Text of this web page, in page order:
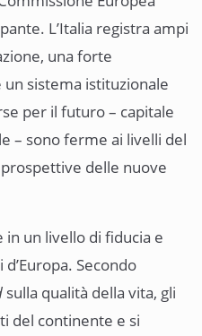
L’Italia registra ampi
una forte
sistema istituzionale
per il futuro – capitale
– sono ferme ai livelli del
delle nuove
un livello di fiducia e
Secondo
sulla qualità della vita, gli
del continente e si